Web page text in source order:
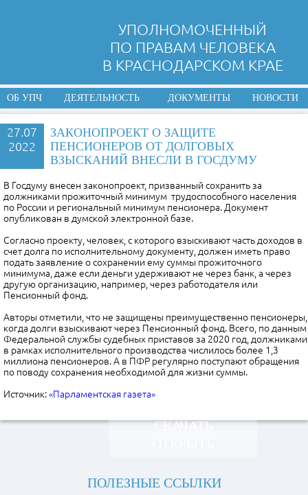
УПОЛНОМОЧЕННЫЙ
ПО ПРАВАМ ЧЕЛОВЕКА
В КРАСНОДАРСКОМ КРАЕ
ОБ УПЧ ДЕЯТЕЛЬНОСТЬ ДОКУМЕНТЫ НОВОСТИ
27.07
2022
ЗАКОНОПРОЕКТ О ЗАЩИТЕ
ПЕНСИОНЕРОВ ОТ ДОЛГОВЫХ
ВЗЫСКАНИЙ ВНЕСЛИ В ГОСДУМУ
В Госдуму внесен законопроект, призванный сохранить за
должниками прожиточный минимум трудоспособного населения
по России и региональный минимум пенсионера. Документ
опубликован в думской электронной базе.
Согласно проекту, человек, с которого взыскивают часть доходов в
счет долга по исполнительному документу, должен иметь право
подать заявление о сохранении ему суммы прожиточного
минимума, даже если деньги удерживают не через банк, а через
другую организацию, например, через работодателя или
Пенсионный фонд.
Авторы отметили, что не защищены преимущественно пенсионеры,
когда долги взыскивают через Пенсионный фонд. Всего, по данным
Федеральной службы судебных приставов за 2020 год, должниками
в рамках исполнительного производства числилось более 1,3
миллиона пенсионеров. А в ПФР регулярно поступают обращения
по поводу сохранения необходимой для жизни суммы.
Источник:«Парламентская газета»
СКАЧАТЬ
ПОЛЕЗНЫЕ ССЫЛКИ